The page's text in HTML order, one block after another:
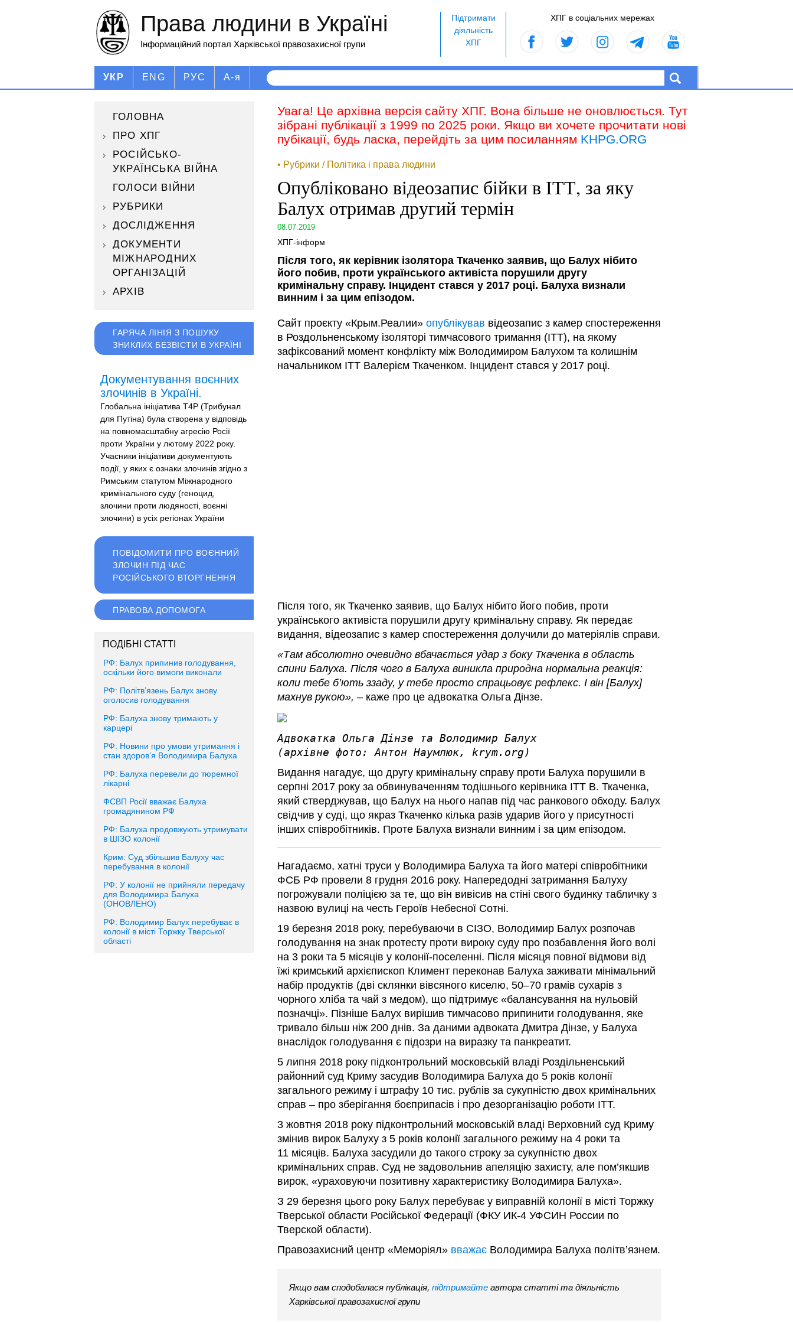
ХПГ в соціальних мережах
Підтримати
діяльність
ХПГ
Права людини в Україні
Інформаційний портал Харківської правозахисної групи
УКР ENG РУС А-я
ГОЛОВНА
ПРО ХПГ
РОСІЙСЬКО-
УКРАЇНСЬКА ВІЙНА
ГОЛОСИ ВІЙНИ
РУБРИКИ
ДОСЛІДЖЕННЯ
ДОКУМЕНТИ
МІЖНАРОДНИХ
ОРГАНІЗАЦІЙ
АРХІВ
ГАРЯЧА ЛІНІЯ З ПОШУКУ
ЗНИКЛИХ БЕЗВІСТИ В УКРАЇНІ
Документування воєнних
злочинів в Україні.
Глобальна ініціатива T4P (Трибунал
для Путіна) була створена у відповідь
на повномасштабну агресію Росії
проти України у лютому 2022 року.
Учасники ініціативи документують
події, у яких є ознаки злочинів згідно з
Римським статутом Міжнародного
кримінального суду (геноцид,
злочини проти людяності, воєнні
злочини) в усіх регіонах України
ПОВІДОМИТИ ПРО ВОЄННИЙ
ЗЛОЧИН ПІД ЧАС
РОСІЙСЬКОГО ВТОРГНЕННЯ
ПРАВОВА ДОПОМОГА
ПОДІБНІ СТАТТІ
РФ: Балух припинив голодування,
оскільки його вимоги виконали
РФ: Політв’язень Балух знову
оголосив голодування
РФ: Балуха знову тримають у
карцері
РФ: Новини про умови утримання і
стан здоров’я Володимира Балуха
РФ: Балуха перевели до тюремної
лікарні
ФСВП Росії вважає Балуха
громадянином РФ
РФ: Балуха продовжують утримувати
в ШІЗО колонії
Крим: Суд збільшив Балуху час
перебування в колонії
РФ: У колонії не прийняли передачу
для Володимира Балуха
(ОНОВЛЕНО)
РФ: Володимир Балух перебуває в
колонії в місті Торжку Тверської
області
Увага! Це архівна версія сайту ХПГ. Вона більше не оновлюється. Тут
зібрані публікації з 1999 по 2025 роки. Якщо ви хочете прочитати нові
пубікації, будь ласка, перейдіть за цим посиланням KHPG.ORG
• Рубрики / Політика і права людини
Опубліковано відеозапис бійки в ІТТ, за яку
Балух отримав другий термін
08.07.2019
ХПГ-інформ
Після того, як керівник ізолятора Ткаченко заявив, що Балух нібито
його побив, проти українського активіста порушили другу
кримінальну справу. Інцидент стався у 2017 році. Балуха визнали
винним і за цим епізодом.
Сайт проєкту «Крым.Реалии» опублікував відеозапис з камер спостереження
в Роздольненському ізоляторі тимчасового тримання (ІТТ), на якому
зафіксований момент конфлікту між Володимиром Балухом та колишнім
начальником ІТТ Валерієм Ткаченком. Інцидент стався у 2017 році.
Після того, як Ткаченко заявив, що Балух нібито його побив, проти
українського активіста порушили другу кримінальну справу. Як передає
видання, відеозапис з камер спостереження долучили до матеріялів справи.
«Там абсолютно очевидно вбачається удар з боку Ткаченка в область
спини Балуха. Після чого в Балуха виникла природна нормальна реакція:
коли тебе б’ють ззаду, у тебе просто спрацьовує рефлекс. І він [Балух]
махнув рукою», – каже про це адвокатка Ольга Дінзе.
Адвокатка Ольга Дінзе та Володимир Балух
(архівне фото: Антон Наумлюк, krym.org)
Видання нагадує, що другу кримінальну справу проти Балуха порушили в
серпні 2017 року за обвинуваченням тодішнього керівника ІТТ В. Ткаченка,
який стверджував, що Балух на нього напав під час ранкового обходу. Балух
свідчив у суді, що якраз Ткаченко кілька разів ударив його у присутності
інших співробітників. Проте Балуха визнали винним і за цим епізодом.
Нагадаємо, хатні труси у Володимира Балуха та його матері співробітники
ФСБ РФ провели 8 грудня 2016 року. Напередодні затримання Балуху
погрожували поліцією за те, що він вивісив на стіні свого будинку табличку з
назвою вулиці на честь Героїв Небесної Сотні.
19 березня 2018 року, перебуваючи в СІЗО, Володимир Балух розпочав
голодування на знак протесту проти вироку суду про позбавлення його волі
на 3 роки та 5 місяців у колонії-поселенні. Після місяця повної відмови від
їжі кримський архієпископ Климент переконав Балуха заживати мінімальний
набір продуктів (дві склянки вівсяного киселю, 50–70 грамів сухарів з
чорного хліба та чай з медом), що підтримує «балансування на нульовій
позначці». Пізніше Балух вирішив тимчасово припинити голодування, яке
тривало більш ніж 200 днів. За даними адвоката Дмитра Дінзе, у Балуха
внаслідок голодування є підозри на виразку та панкреатит.
5 липня 2018 року підконтрольний московській владі Роздільненський
районний суд Криму засудив Володимира Балуха до 5 років колонії
загального режиму і штрафу 10 тис. рублів за сукупністю двох кримінальних
справ – про зберігання боєприпасів і про дезорганізацію роботи ІТТ.
3 жовтня 2018 року підконтрольний московській владі Верховний суд Криму
змінив вирок Балуху з 5 років колонії загального режиму на 4 роки та
11 місяців. Балуха засудили до такого строку за сукупністю двох
кримінальних справ. Суд не задовольнив апеляцію захисту, але пом’якшив
вирок, «ураховуючи позитивну характеристику Володимира Балуха».
З 29 березня цього року Балух перебуває у виправній колонії в місті Торжку
Тверської области Російської Федерації (ФКУ ИК-4 УФСИН России по
Тверской области).
Правозахисний центр «Меморіял» вважає Володимира Балуха політв’язнем.
Якщо вам сподобалася публікація, підтримайте автора статті та діяльність
Харківської правозахисної групи